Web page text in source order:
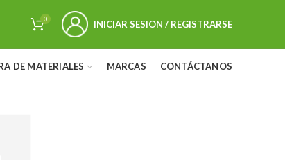
0 INICIAR SESION / REGISTRARSE
DE MATERIALES MARCAS CONTÁCTANOS